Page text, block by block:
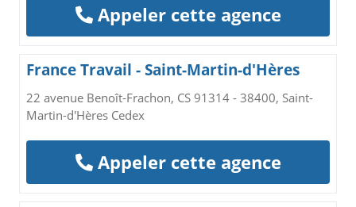
Appeler cette agence
France Travail - Saint-Martin-d'Hères
22 avenue Benoît-Frachon, CS 91314 - 38400, Saint-
Martin-d'Hères Cedex
Appeler cette agence